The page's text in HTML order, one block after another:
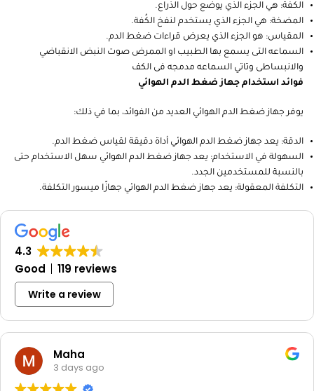
الكُفة: هي الجزء الذي يوضع حول الذراع.
المضخة: هي الجزء الذي يستخدم لنفخ الكُفة.
المقياس: هو الجزء الذي يعرض قراءات ضغط الدم.
السماعه التى يسمع بها الطبيب او الممرض صوت النبض الانقباضي
والانبساطى وتاتي السماعه مدمجه فى الكف
فوائد استخدام جهاز ضغط الدم الهوائي
يوفر جهاز ضغط الدم الهوائي العديد من الفوائد، بما في ذلك:
الدقة: يعد جهاز ضغط الدم الهوائي أداة دقيقة لقياس ضغط الدم.
السهولة في الاستخدام: يعد جهاز ضغط الدم الهوائي سهل الاستخدام حتى
بالنسبة للمستخدمين الجدد.
التكلفة المعقولة: يعد جهاز ضغط الدم الهوائي جهازًا ميسور التكلفة.
4.3
Good
119 reviews
Write a review
Maha
3 days ago